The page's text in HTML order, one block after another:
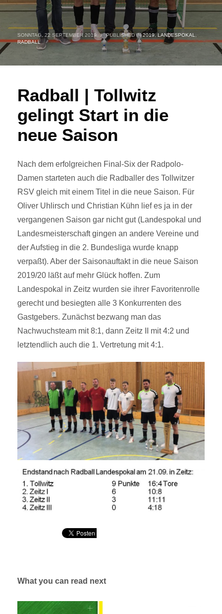
SONNTAG, 22 SEPTEMBER 2019 / PUBLISHED IN2019,LANDESPOKAL
RADBALL
Radball | Tollwitz
gelingt Start in die
neue Saison
Nach dem erfolgreichen Final-Six der Radpolo-
Damen starteten auch die Radballer des Tollwitzer
RSV gleich mit einem Titel in die neue Saison. Für
Oliver Uhlirsch und Christian Kühn lief es ja in der
vergangenen Saison gar nicht gut (Landespokal und
Landesmeisterschaft gingen an andere Vereine und
der Aufstieg in die 2. Bundesliga wurde knapp
verpaßt). Aber der Saisonauftakt in die neue Saison
2019/20 läßt auf mehr Glück hoffen. Zum
Landespokal in Zeitz wurden sie ihrer Favoritenrolle
gerecht und besiegten alle 3 Konkurrenten des
Gastgebers. Zunächst bezwang man das
Nachwuchsteam mit 8:1, dann Zeitz II mit 4:2 und
letztendlich auch die 1. Vertretung mit 4:1.
What you can read next